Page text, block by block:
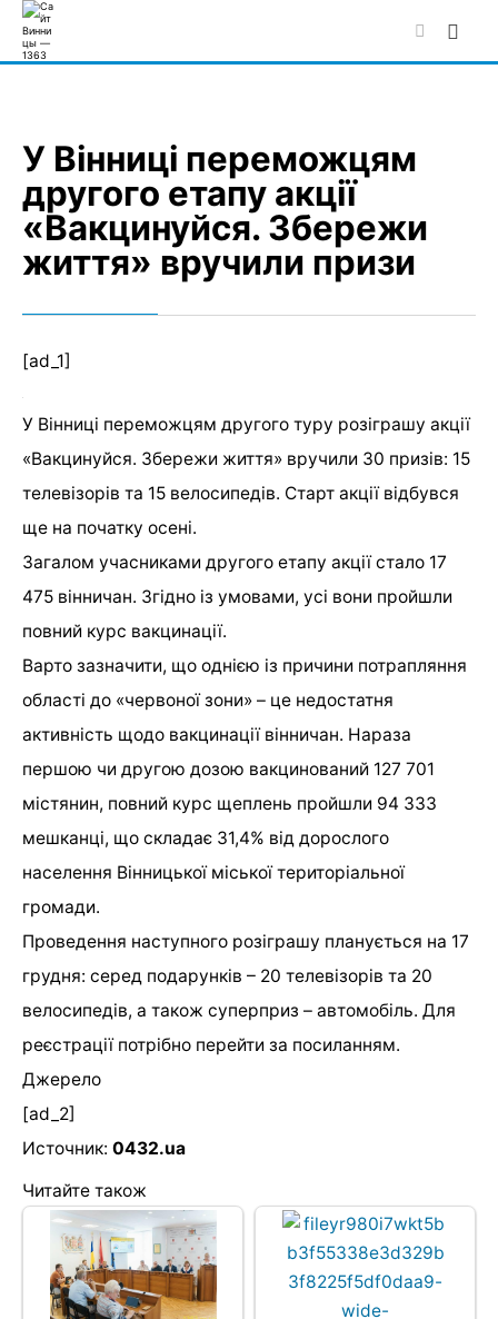
Skip
to
У Вінниці переможцям
другого етапу акції
«Вакцинуйся. Збережи
життя» вручили призи
[ad_1]
У Вінниці переможцям другого туру розіграшу акції
«Вакцинуйся. Збережи життя» вручили 30 призів: 15
телевізорів та 15 велосипедів. Старт акції відбувся
ще на початку осені.
Загалом учасниками другого етапу акції стало 17
475 вінничан. Згідно із умовами, усі вони пройшли
повний курс вакцинації.
Варто зазначити, що однією із причини потрапляння
області до «червоної зони» – це недостатня
активність щодо вакцинації вінничан. Нараза
першою чи другою дозою вакцинований 127 701
містянин, повний курс щеплень пройшли 94 333
мешканці, що складає 31,4% від дорослого
населення Вінницької міської територіальної
громади.
Проведення наступного розіграшу планується на 17
грудня: серед подарунків – 20 телевізорів та 20
велосипедів, а також суперприз – автомобіль. Для
реєстрації потрібно перейти за посиланням.
Джерело
[ad_2]
Источник: 0432.ua
Читайте також